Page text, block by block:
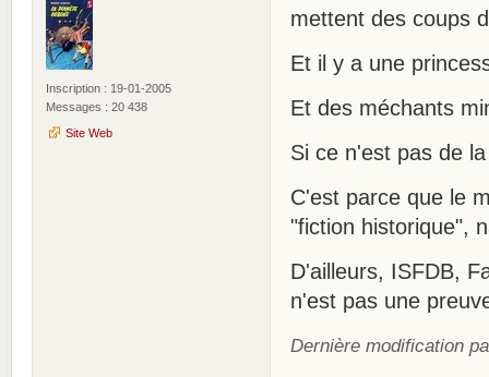
Inscription : 19-01-2005
Messages : 20 438
Site Web
mettent des coups
Et il y a une
Et des méchants
Si ce n'est pas de
C'est parce que le
"fiction historique",
D'ailleurs, ISFDB,
n'est pas une
Dernière modification